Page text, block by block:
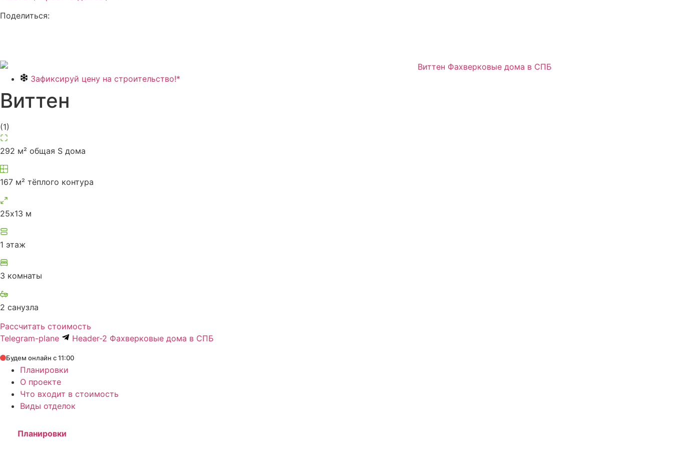
Поделиться:
Зафиксируй цену на строительство!*
Виттен
(1)
292 м² общая S дома
167 м² тёплого контура
25х13 м
1 этаж
3 комнаты
2 санузла
Рассчитать стоимость
Telegram-plane
Header-2 Фахверковые дома в СПБ
Будем онлайн с 11:00
Планировки
О проекте
Что входит в стоимость
Виды отделок
Планировки